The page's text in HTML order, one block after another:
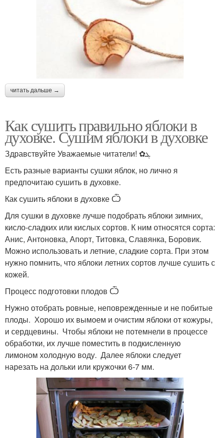
читать дальше →
Как сушить правильно яблоки в
духовке. Сушим яблоки в духовке
Здравствуйте Уважаемые читатели! ✿ܓ
Есть разные варианты сушки яблок, но лично я
предпочитаю сушить в духовке.
Как сушить яблоки в духовке Ѽ
Для сушки в духовке лучше подобрать яблоки зимних,
кисло-сладких или кислых сортов. К ним относятся сорта:
Анис, Антоновка, Апорт, Титовка, Славянка, Боровик.
Можно использовать и летние, сладкие сорта. При этом
нужно помнить, что яблоки летних сортов лучше сушить с
кожей.
Процесс подготовки плодов Ѽ
Нужно отобрать ровные, неповрежденные и не побитые
плоды. Хорошо их вымоем и очистим яблоки от кожуры,
и сердцевины. Чтобы яблоки не потемнели в процессе
обработки, их лучше поместить в подкисленную
лимоном холодную воду. Далее яблоки следует
нарезать на дольки или кружочки 6-7 мм.